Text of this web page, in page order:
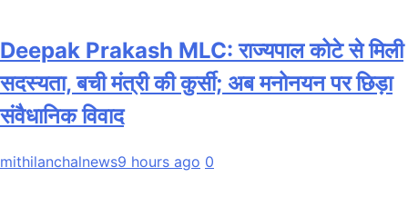
Deepak Prakash MLC: राज्यपाल कोटे से मिली
सदस्यता, बची मंत्री की कुर्सी; अब मनोनयन पर छिड़ा
संवैधानिक विवाद
mithilanchalnews9 hours ago 0